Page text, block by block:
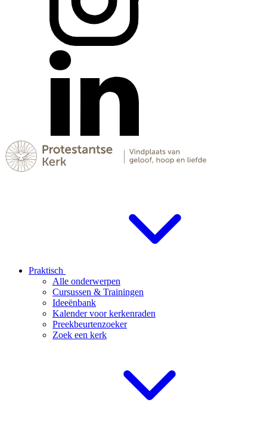
Praktisch
Alle onderwerpen
Cursussen & Trainingen
Ideeënbank
Kalender voor kerkenraden
Preekbeurtenzoeker
Zoek een kerk